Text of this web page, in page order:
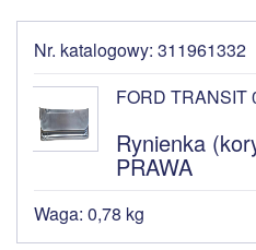
Nr. katalogowy: 311961332
FORD TRANSIT
Rynienka
PRAWA
Waga: 0,78 kg